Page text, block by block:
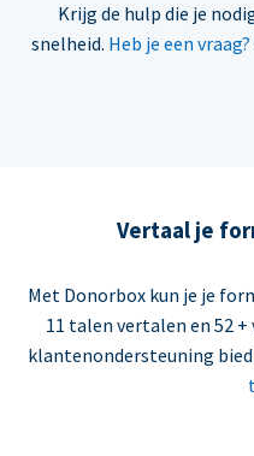
Krijg de hulp die je
snelheid. Heb je een vraag?
Vertaal je
Met Donorbox kun je je
11 talen vertalen en 52
klantenondersteuning